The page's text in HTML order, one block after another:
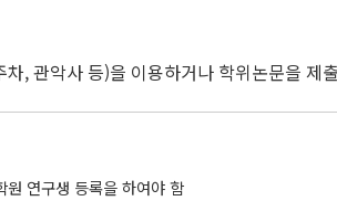
, 관악사 등)을 이용하거나 학위논문을 제
연구생 등록을 하여야 함